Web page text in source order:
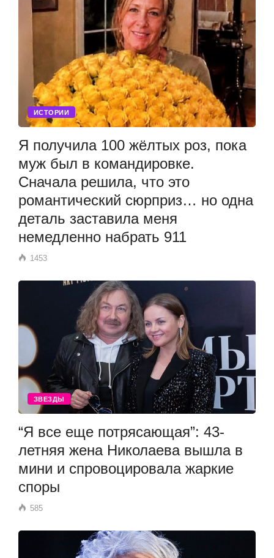
ИСТОРИИ
Я получила 100 жёлтых роз, пока
муж был в командировке.
Сначала решила, что это
романтический сюрприз… но одна
деталь заставила меня
немедленно набрать 911
1453
ЗВЕЗДЫ
“Я все еще потрясающая”: 43-
летняя жена Николаева вышла в
мини и спровоцировала жаркие
споры
585